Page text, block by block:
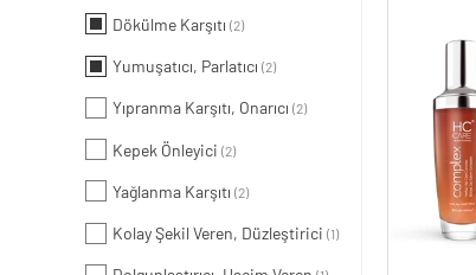
Dökülme Karşıtı (2)
Yumuşatıcı, Parlatıcı (2)
Yıpranma Karşıtı, Onarıcı (2)
Kepek Önleyici (2)
Yağlanma Karşıtı (2)
Kolay Şekil Veren, Düzleştirici (1)